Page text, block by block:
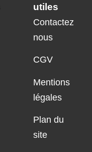
utiles
Contactez
nous
CGV
Mentions
légales
Plan du
site